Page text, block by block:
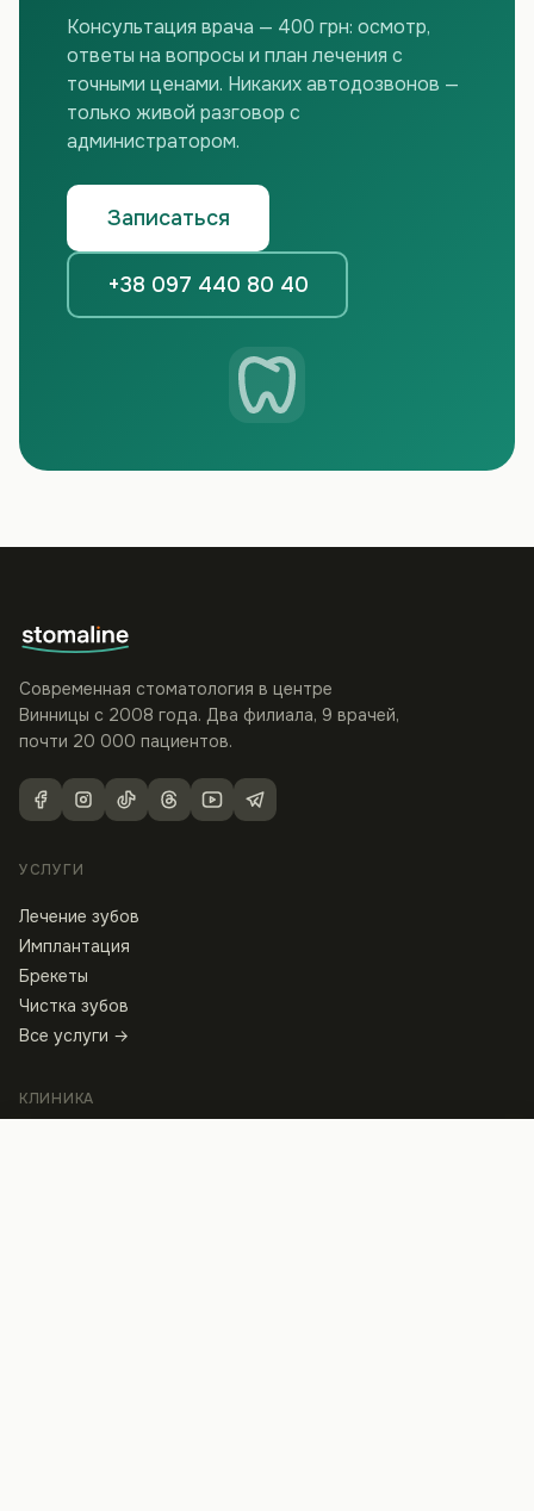
Консультация врача — 400 грн: осмотр,
ответы на вопросы и план лечения с
точными ценами. Никаких автодозвонов —
только живой разговор с
администратором.
Записаться
+38 097 440 80 40
Современная стоматология в центре
Винницы с 2008 года. Два филиала, 9 врачей,
почти 20 000 пациентов.
УСЛУГИ
Лечение зубов
Имплантация
Брекеты
Чистка зубов
Все услуги →
КЛИНИКА